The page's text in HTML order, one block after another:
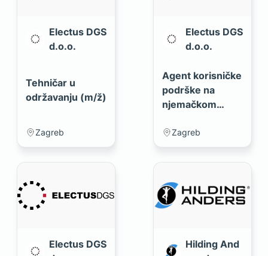
Electus DGS
d.o.o.
Tehničar u
održavanju (m/ž)
Zagreb
Electus DGS
d.o.o.
Agent korisničke
podrške na
njemačkom
Zagreb
Electus DGS
Hilding And